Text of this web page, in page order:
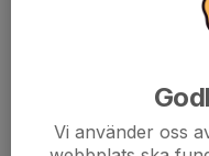
Vi använder oss